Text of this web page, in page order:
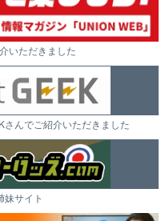
いただきました
んでご紹介いただきました
妹サイト